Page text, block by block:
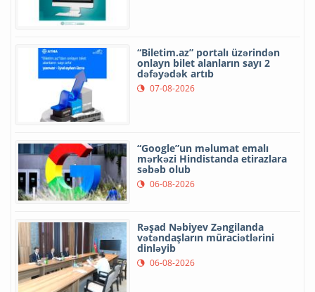
“Biletim.az” portalı üzərindən
onlayn bilet alanların sayı 2
dəfəyədək artıb
07-08-2026
“Google”un məlumat emalı
mərkəzi Hindistanda etirazlara
səbəb olub
06-08-2026
Rəşad Nəbiyev Zəngilanda
vətəndaşların müraciətlərini
dinləyib
06-08-2026